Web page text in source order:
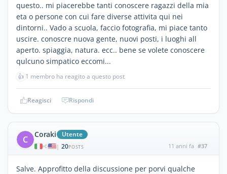
questo.. mi piacerebbe tanti conoscere ragazzi della mia
eta o persone con cui fare diverse attivita qui nei
dintorni.. Vado a scuola, faccio fotografia, mi piace tanto
uscire. conoscre nuova gente, nuovi posti, i luoghi all
aperto. spiaggia, natura. ecc.. bene se volete conoscere
qulcuno simpatico eccomi...
👍 1 membro ha reagito a questo post
Reagisci Rispondi
C Coraki Utente
| 20POSTS 11 anni fa #37
Salve. Approfitto della discussione per porvi qualche